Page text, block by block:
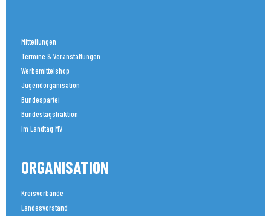
Mitteilungen
Termine & Veranstaltungen
Werbemittelshop
Jugendorganisation
Bundespartei
Bundestagsfraktion
Im Landtag MV
ORGANISATION
Kreisverbände
Landesvorstand